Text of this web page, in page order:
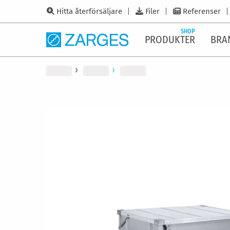
Hitta återförsäljare Filer Referenser
PRODUKTER
SHOP